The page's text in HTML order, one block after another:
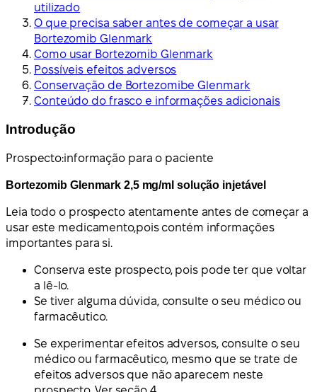
utilizado
O que precisa saber antes de começar a usar
Bortezomib Glenmark
Como usar Bortezomib Glenmark
Possíveis efeitos adversos
Conservação de Bortezomibe Glenmark
Conteúdo do frasco e informações adicionais
Introdução
Prospecto:informação para o paciente
Bortezomib Glenmark 2,5 mg/ml solução injetável
Leia todo o prospecto atentamente antes de começar a
usar este medicamento,pois contém informações
importantes para si.
Conserva este prospecto, pois pode ter que voltar
a lê-lo.
Se tiver alguma dúvida, consulte o seu médico ou
farmacêutico.
Se experimentar efeitos adversos, consulte o seu
médico ou farmacêutico, mesmo que se trate de
efeitos adversos que não aparecem neste